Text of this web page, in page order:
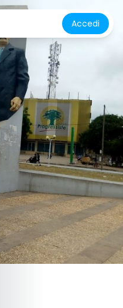
Accedi